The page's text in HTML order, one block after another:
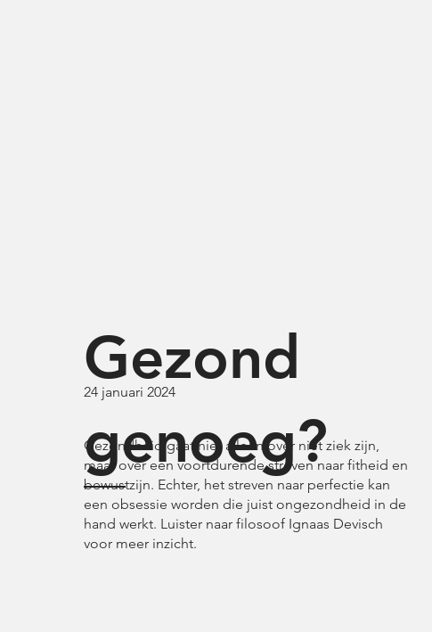
24 januari 2024
Gezondheid gaat niet alleen over niet ziek zijn,
maar over een voortdurende streven naar fitheid en
bewustzijn. Echter, het streven naar perfectie kan
een obsessie worden die juist ongezondheid in de
hand werkt. Luister naar filosoof Ignaas Devisch
voor meer inzicht.
Gezond
genoeg?